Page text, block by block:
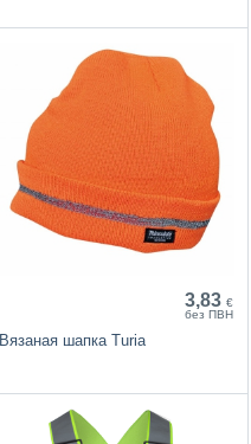
3,83 €
без ПВН
Вязаная шапка Turia